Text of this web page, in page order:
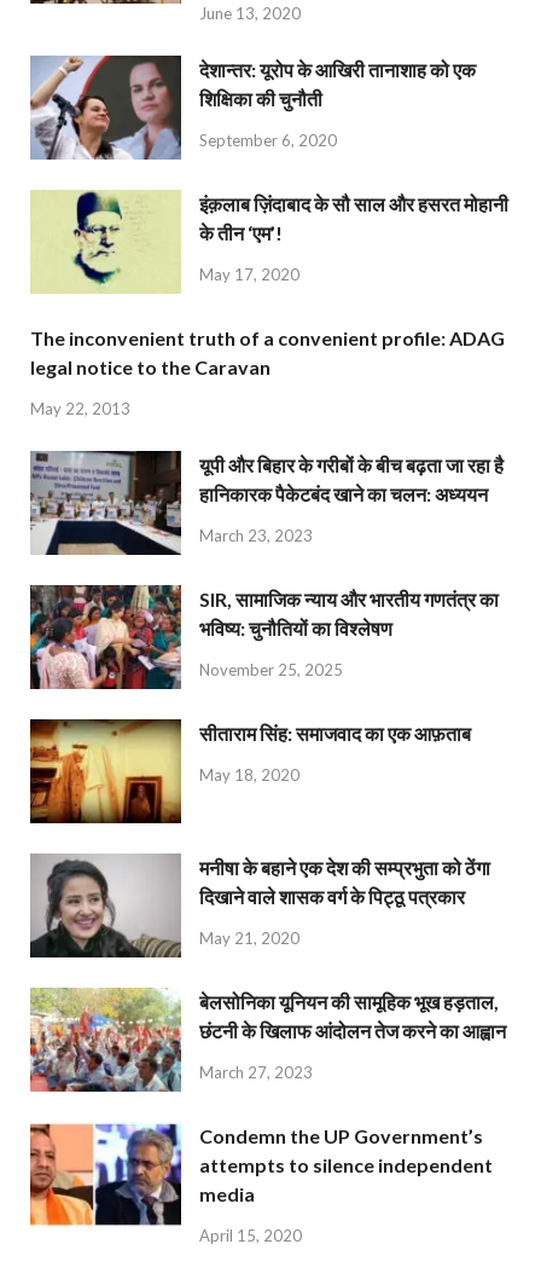
June 13, 2020
देशान्‍तर: यूरोप के आखिरी तानाशाह को एक
शिक्षिका की चुनौती
September 6, 2020
इंक़लाब ज़िंदाबाद के सौ साल और हसरत मोहानी
के तीन ‘एम’!
May 17, 2020
The inconvenient truth of a convenient profile: ADAG
legal notice to the Caravan
May 22, 2013
यूपी और बिहार के गरीबों के बीच बढ़ता जा रहा है
हानिकारक पैकेटबंद खाने का चलन: अध्ययन
March 23, 2023
SIR, सामाजिक न्याय और भारतीय गणतंत्र का
भविष्य: चुनौतियों का विश्लेषण
November 25, 2025
सीताराम सिंह: समाजवाद का एक आफ़ताब
May 18, 2020
मनीषा के बहाने एक देश की सम्प्रभुता को ठेंगा
दिखाने वाले शासक वर्ग के पिट्ठू पत्रकार
May 21, 2020
बेलसोनिका यूनियन की सामूहिक भूख हड़ताल,
छंटनी के खिलाफ आंदोलन तेज करने का आह्वान
March 27, 2023
Condemn the UP Government’s
attempts to silence independent
media
April 15, 2020